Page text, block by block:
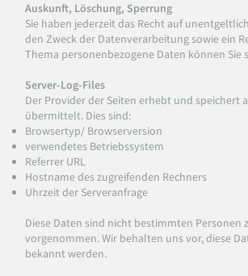
Auskunft, Löschung, Sperrung
Sie haben jederzeit das Recht auf
den Zweck der Datenverarbeitung sowie ein
Thema personenbezogene Daten können
Server-Log-Files
Der Provider der Seiten erhebt und
übermittelt. Dies sind:
Browsertyp/ Browserversion
verwendetes Betriebssystem
Referrer URL
Hostname des zugreifenden Rechners
Uhrzeit der Serveranfrage
Diese Daten sind nicht bestimmten
vorgenommen. Wir behalten uns vor, diese
bekannt werden.